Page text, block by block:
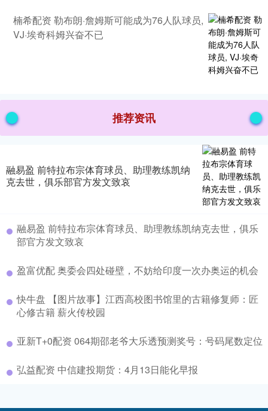
楠希配资 勒布朗·詹姆斯可能成为76人队球员,
VJ·埃奇科姆兴奋不已
推荐资讯
融易盈 前特拉布宗体育球员、助理教练凯纳
克去世，俱乐部官方发文致哀
融易盈 前特拉布宗体育球员、助理教练凯纳克去世，俱乐
部官方发文致哀
盈富优配 奥委会四处碰壁，不妨给印度一次办奥运的机会
快牛盘 【图片故事】江西高校图书馆里的古籍修复师：匠
心修古籍 薪火传校园
亚新T+0配资 064期邵老爷大乐透预测奖号：号码尾数定位
弘益配资 中信建投期货：4月13日能化早报